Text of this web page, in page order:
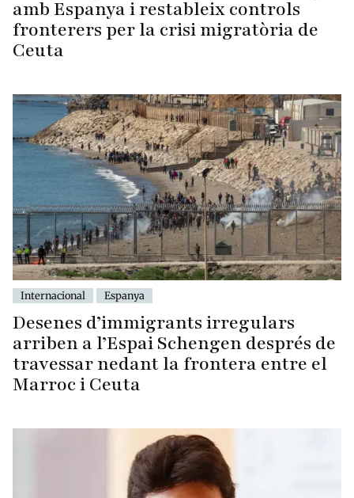
amb Espanya i restableix controls
fronterers per la crisi migratòria de
Ceuta
Internacional Espanya
Desenes d’immigrants irregulars
arriben a l’Espai Schengen després de
travessar nedant la frontera entre el
Marroc i Ceuta